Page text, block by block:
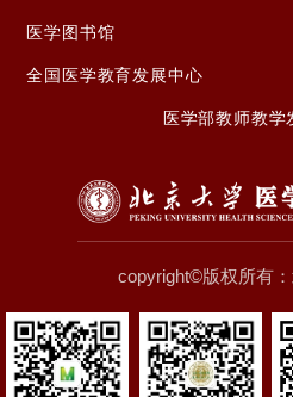
医学图书馆
全国医学教育发展中心
医学部教师教学
copyright©版权所有